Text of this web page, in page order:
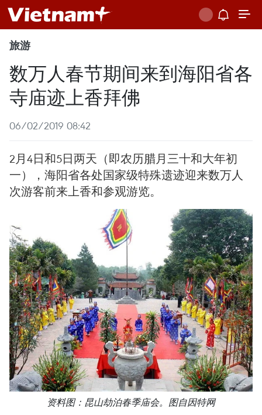
旅游
数万人春节期间来到海阳省各
寺庙迹上香拜佛
06/02/2019 08:42
2月4日和5日两天（即农历腊月三十和大年初
一），海阳省各处国家级特殊遗迹迎来数万人
次游客前来上香和参观游览。
资料图：昆山劫泊春季庙会。图自因特网